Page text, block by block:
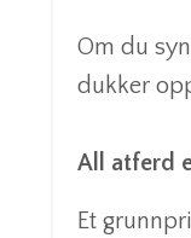
Om du
dukker
All atferd
Et